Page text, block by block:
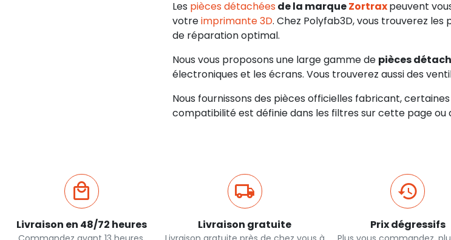
Les pièces détachées de la marqueZortraxpeuvent
votreimprimante 3D. Chez Polyfab3D, vous trouverez
de réparation optimal.
Nous vous proposons une large gamme de pièces
électroniques et les écrans. Vous trouverez aussi des
Nous fournissons des pièces officielles fabricant,
compatibilité est définie dans les filtres sur cette page
Livraison en 48/72 heures Livraison gratuite Prix dégressifs